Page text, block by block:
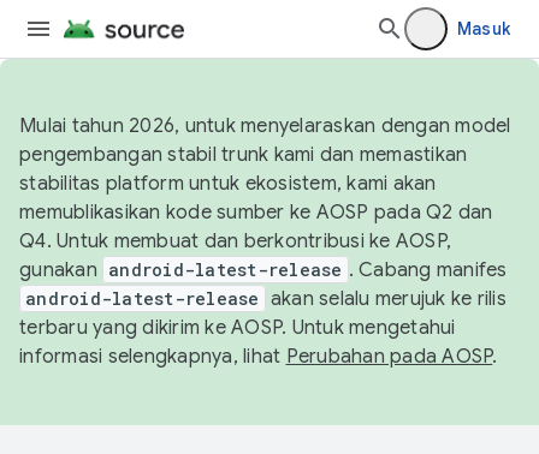
Masuk
Mulai tahun 2026, untuk menyelaraskan dengan model
pengembangan stabil trunk kami dan memastikan
stabilitas platform untuk ekosistem, kami akan
memublikasikan kode sumber ke AOSP pada Q2 dan
Q4. Untuk membuat dan berkontribusi ke AOSP,
gunakan android-latest-release . Cabang manifes
android-latest-release akan selalu merujuk ke rilis
terbaru yang dikirim ke AOSP. Untuk mengetahui
informasi selengkapnya, lihat Perubahan pada AOSP.